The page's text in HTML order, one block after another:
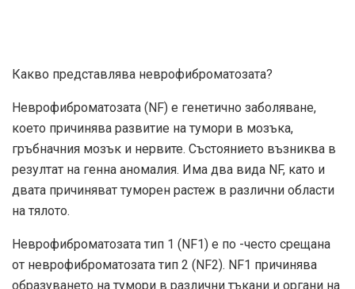
Какво представлява неврофиброматозата?
Неврофиброматозата (NF) е генетично заболяване,
което причинява развитие на тумори в мозъка,
гръбначния мозък и нервите. Състоянието възниква в
резултат на генна аномалия. Има два вида NF, като и
двата причиняват туморен растеж в различни области
на тялото.
Неврофиброматозата тип 1 (NF1) е по -често срещана
от неврофиброматозата тип 2 (NF2). NF1 причинява
образуването на тумори в различни тъкани и органи на